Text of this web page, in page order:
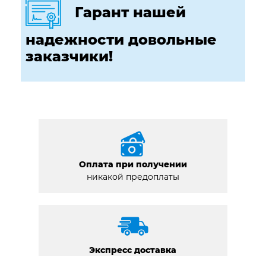
Гарант нашей
надежности довольные
заказчики!
Оплата при получении
никакой предоплаты
Экспресс доставка